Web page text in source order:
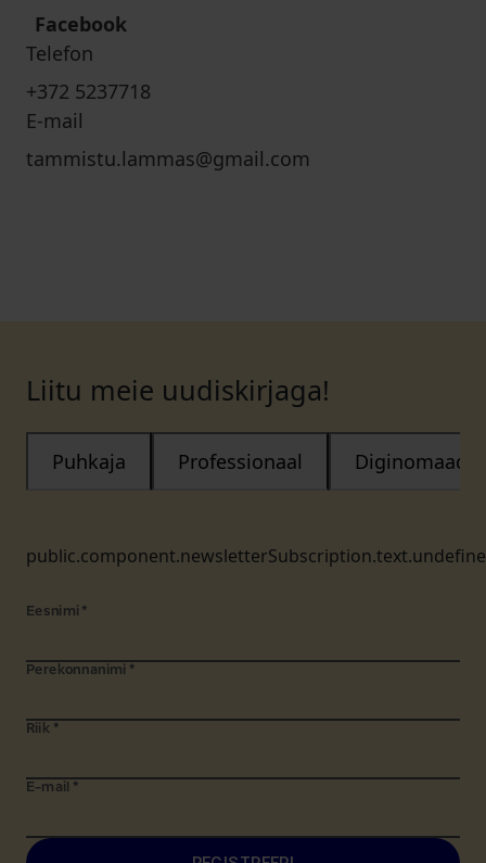
Facebook
Telefon
+372 5237718
E-mail
tammistu.lammas@gmail.com
Liitu meie uudiskirjaga!
Puhkaja Professionaal Diginomaad
Eesnimi *
Perekonnanimi *
Riik *
E-mail *